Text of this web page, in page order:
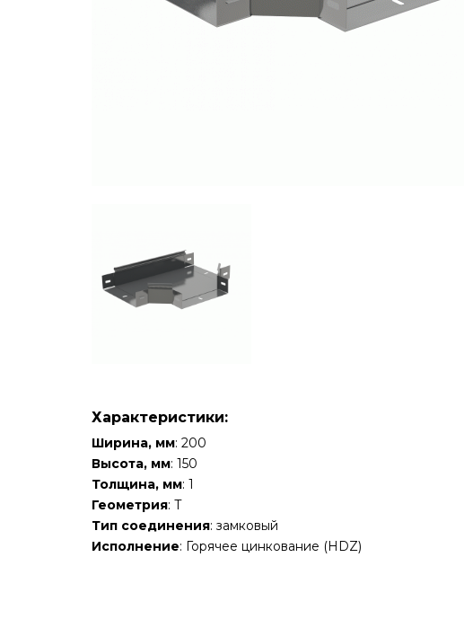
Характеристики:
Ширина, мм: 200
Высота, мм: 150
Толщина, мм: 1
Геометрия: Т
Тип соединения: замковый
Исполнение: Горячее цинкование (HDZ)